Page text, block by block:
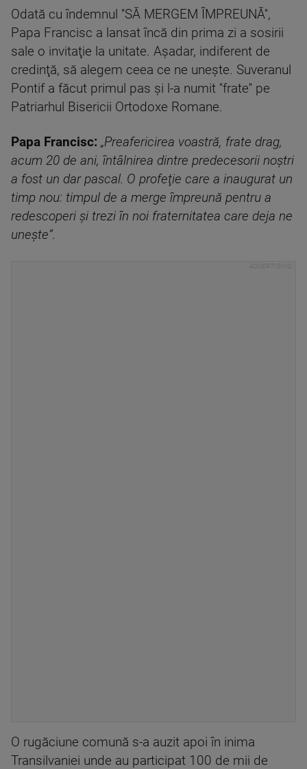
Odată cu îndemnul ''SĂ MERGEM ÎMPREUNĂ'',
Papa Francisc a lansat încă din prima zi a sosirii
sale o invitaţie la unitate. Aşadar, indiferent de
credinţă, să alegem ceea ce ne uneşte. Suveranul
Pontif a făcut primul pas şi l-a numit ''frate'' pe
Patriarhul Bisericii Ortodoxe Romane.
Papa Francisc: „Preafericirea voastră, frate drag,
acum 20 de ani, întâlnirea dintre predecesorii noştri
a fost un dar pascal. O profeţie care a inaugurat un
timp nou: timpul de a merge împreună pentru a
redescoperi şi trezi în noi fraternitatea care deja ne
uneşte”.
O rugăciune comună s-a auzit apoi în inima
Transilvaniei unde au participat 100 de mii de